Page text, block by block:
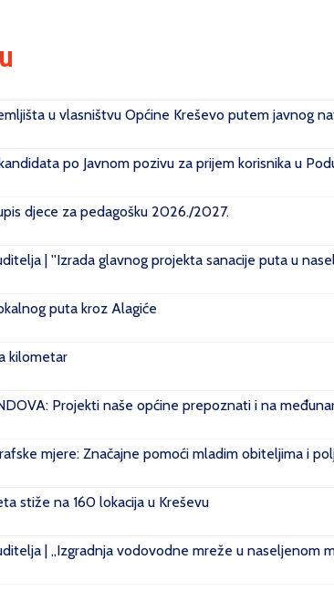
u vlasništvu Općine Kreševo putem javnog
po Javnom pozivu za prijem korisnika u
djece za pedagošku 2026./2027.
| ''Izrada glavnog projekta sanacije puta u
puta kroz Alagiće
kilometar
Projekti naše općine prepoznati i na
mjere: Značajne pomoći mladim obiteljima i
stiže na 160 lokacija u Kreševu
| „Izgradnja vodovodne mreže u naseljenom